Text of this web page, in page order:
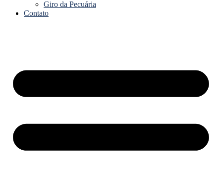
Giro da Pecuária
Contato